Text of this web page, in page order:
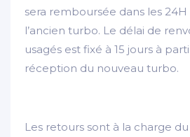
sera remboursée dans les
l’ancien turbo. Le délai de
usagés est fixé à 15 jours à
réception du nouveau turbo.
Les retours sont à la charge